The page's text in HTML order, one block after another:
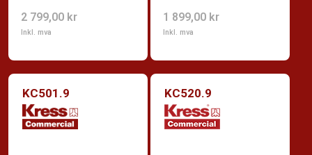
2 799,00 kr
Inkl. mva
1 899,00 kr
Inkl. mva
KC501.9 KC520.9